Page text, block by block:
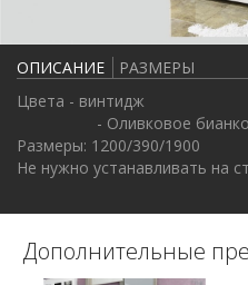
ОПИСАНИЕ
РАЗМЕРЫ
Цвета - винтидж
- Оливковое бианко
Размеры: 1200/390/1900
Не нужно устанавливать на
Дополнительные